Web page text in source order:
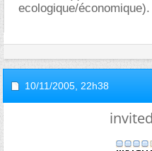
ecologique/économique).
10/11/2005, 22h38